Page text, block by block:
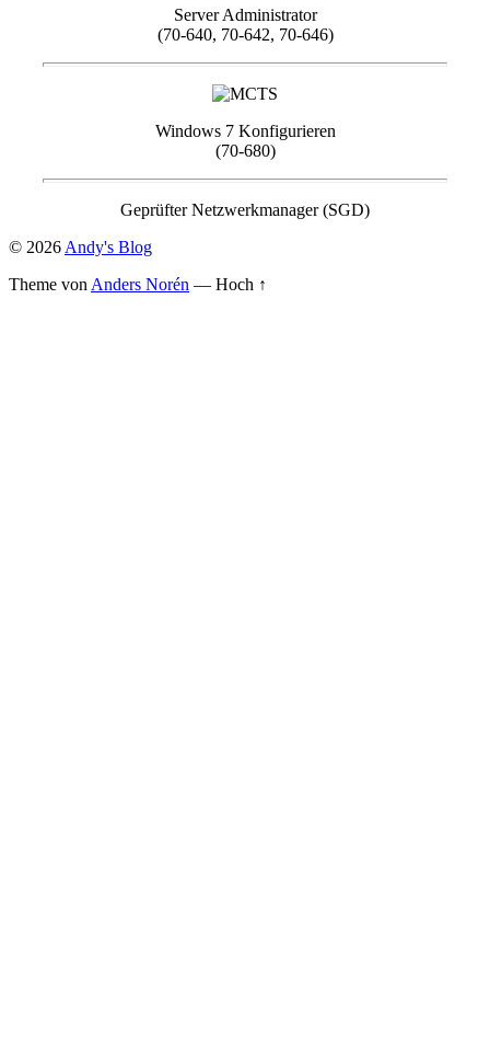
Server Administrator
(70-640, 70-642, 70-646)
Windows 7 Konfigurieren
(70-680)
Geprüfter Netzwerkmanager (SGD)
© 2026 Andy's Blog
Theme von Anders Norén — Hoch ↑